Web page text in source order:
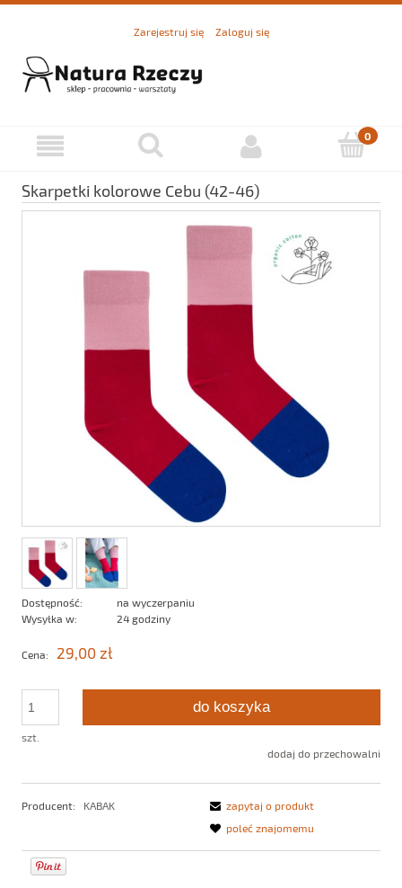
Zarejestruj się Zaloguj się
Skarpetki kolorowe Cebu (42-46)
Dostępność:
na wyczerpaniu
Wysyłka w:
24 godziny
Cena: 29,00 zł
szt.
do koszyka
dodaj do przechowalni
Producent: KABAK
zapytaj o produkt
poleć znajomemu